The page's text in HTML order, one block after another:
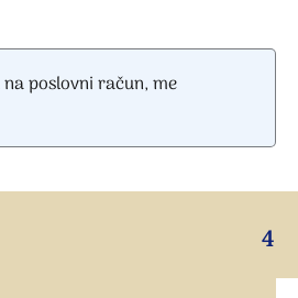
poslovni račun, me
4